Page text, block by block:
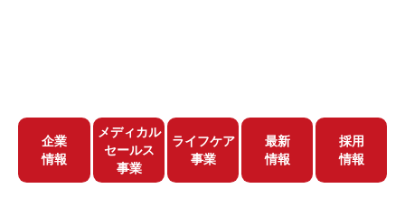
企業
情報
メディカル
セールス
事業
ライフケア
事業
最新
情報
採用
情報